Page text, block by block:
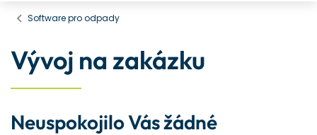
Software pro odpady
Vývoj na zakázku
Neuspokojilo Vás žádné